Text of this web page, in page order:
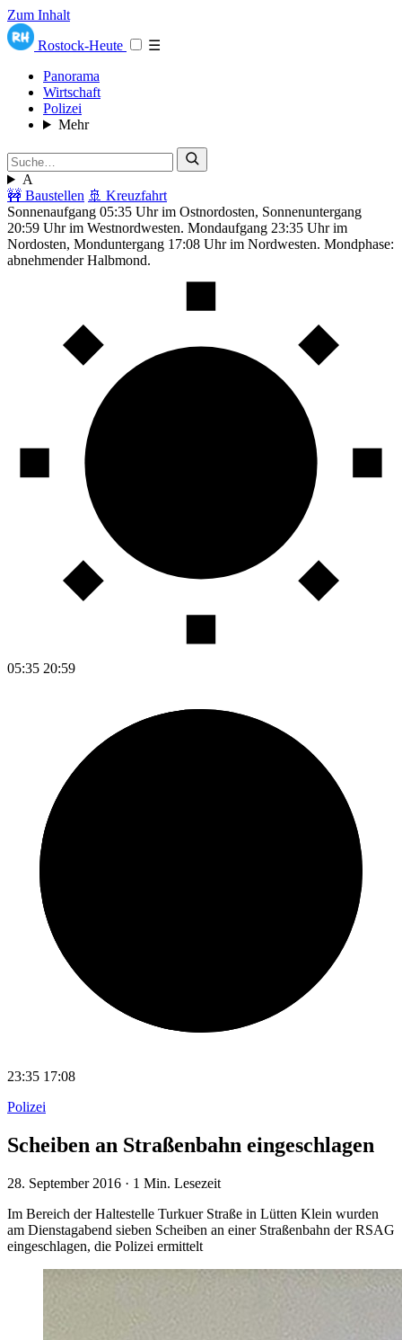
Zum Inhalt
Rostock-Heute
☰
Panorama
Wirtschaft
Polizei
Mehr
A
🚧 Baustellen 🚢 Kreuzfahrt
Sonnenaufgang 05:35 Uhr im Ostnordosten, Sonnenuntergang
20:59 Uhr im Westnordwesten. Mondaufgang 23:35 Uhr im
Nordosten, Monduntergang 17:08 Uhr im Nordwesten. Mondphase:
abnehmender Halbmond.
05:35 20:59
23:35 17:08
Polizei
Scheiben an Straßenbahn eingeschlagen
28. September 2016 · 1 Min. Lesezeit
Im Bereich der Haltestelle Turkuer Straße in Lütten Klein wurden
am Dienstagabend sieben Scheiben an einer Straßenbahn der RSAG
eingeschlagen, die Polizei ermittelt